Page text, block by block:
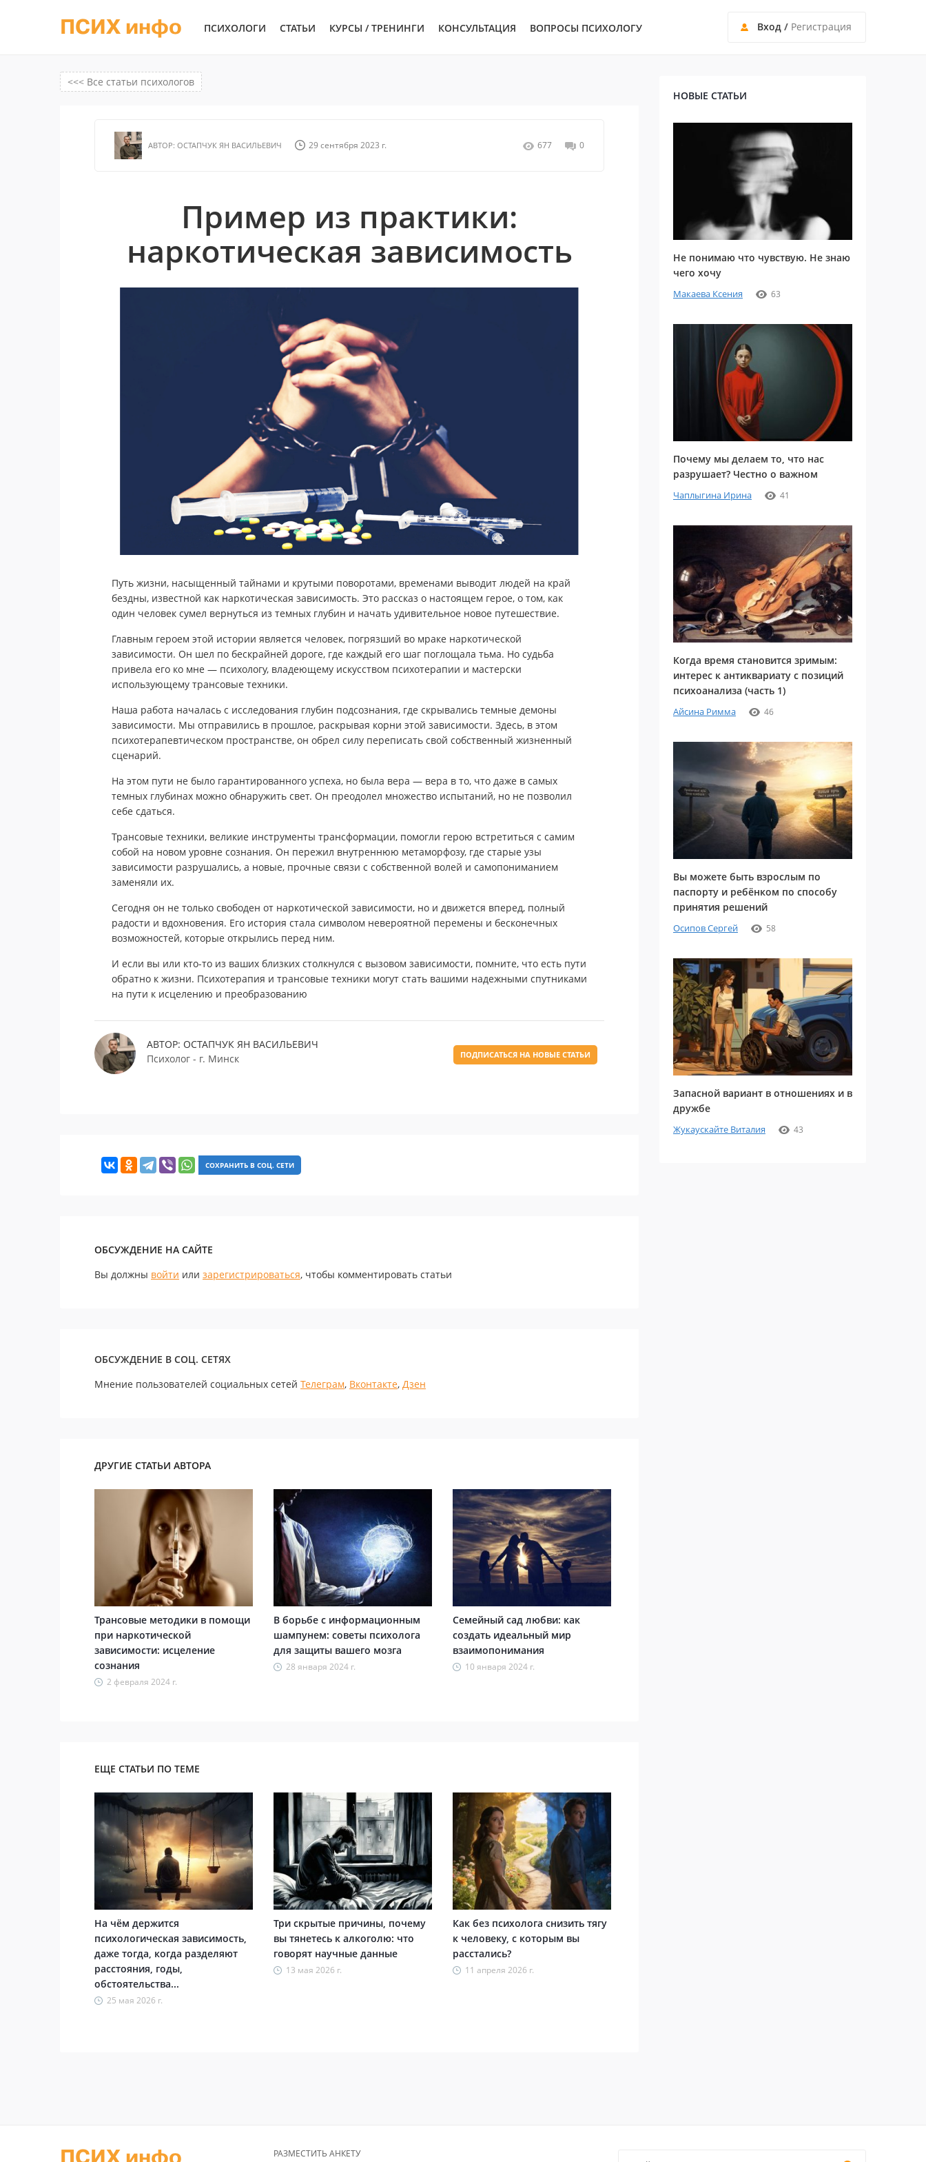
ПСИХ инфо ПСИХОЛОГИ СТАТЬИ КУРСЫ / ТРЕНИНГИ КОНСУЛЬТАЦИЯ ВОПРОСЫ ПСИХОЛОГУ Вход / Регистрация
<<< Все статьи психологов
АВТОР: ОСТАПЧУК ЯН ВАСИЛЬЕВИЧ 29 сентября 2023 г. 677 0
Пример из практики:
наркотическая зависимость
Путь жизни, насыщенный тайнами и крутыми поворотами, временами выводит людей на край
бездны, известной как наркотическая зависимость. Это рассказ о настоящем герое, о том, как
один человек сумел вернуться из темных глубин и начать удивительное новое путешествие.
Главным героем этой истории является человек, погрязший во мраке наркотической
зависимости. Он шел по бескрайней дороге, где каждый его шаг поглощала тьма. Но судьба
привела его ко мне — психологу, владеющему искусством психотерапии и мастерски
использующему трансовые техники.
Наша работа началась с исследования глубин подсознания, где скрывались темные демоны
зависимости. Мы отправились в прошлое, раскрывая корни этой зависимости. Здесь, в этом
психотерапевтическом пространстве, он обрел силу переписать свой собственный жизненный
сценарий.
На этом пути не было гарантированного успеха, но была вера — вера в то, что даже в самых
темных глубинах можно обнаружить свет. Он преодолел множество испытаний, но не позволил
себе сдаться.
Трансовые техники, великие инструменты трансформации, помогли герою встретиться с самим
собой на новом уровне сознания. Он пережил внутреннюю метаморфозу, где старые узы
зависимости разрушались, а новые, прочные связи с собственной волей и самопониманием
заменяли их.
Сегодня он не только свободен от наркотической зависимости, но и движется вперед, полный
радости и вдохновения. Его история стала символом невероятной перемены и бесконечных
возможностей, которые открылись перед ним.
И если вы или кто-то из ваших близких столкнулся с вызовом зависимости, помните, что есть пути
обратно к жизни. Психотерапия и трансовые техники могут стать вашими надежными спутниками
на пути к исцелению и преобразованию
АВТОР: ОСТАПЧУК ЯН ВАСИЛЬЕВИЧ
Психолог - г. Минск
ПОДПИСАТЬСЯ НА НОВЫЕ СТАТЬИ
СОХРАНИТЬ В СОЦ. СЕТИ
ОБСУЖДЕНИЕ НА САЙТЕ
Вы должны войти или зарегистрироваться, чтобы комментировать статьи
ОБСУЖДЕНИЕ В СОЦ. СЕТЯХ
Мнение пользователей социальных сетей Телеграм, Вконтакте, Дзен
ДРУГИЕ СТАТЬИ АВТОРА
Трансовые методики в помощи
при наркотической
зависимости: исцеление
сознания
2 февраля 2024 г.
В борьбе с информационным
шампунем: советы психолога
для защиты вашего мозга
28 января 2024 г.
Семейный сад любви: как
создать идеальный мир
взаимопонимания
10 января 2024 г.
ЕЩЕ СТАТЬИ ПО ТЕМЕ
На чём держится
психологическая зависимость,
даже тогда, когда разделяют
расстояния, годы,
обстоятельства...
25 мая 2026 г.
Три скрытые причины, почему
вы тянетесь к алкоголю: что
говорят научные данные
13 мая 2026 г.
Как без психолога снизить тягу
к человеку, с которым вы
расстались?
11 апреля 2026 г.
НОВЫЕ СТАТЬИ
Не понимаю что чувствую. Не знаю
чего хочу
Макаева Ксения 63
Почему мы делаем то, что нас
разрушает? Честно о важном
Чаплыгина Ирина 41
Когда время становится зримым:
интерес к антиквариату с позиций
психоанализа (часть 1)
Айсина Римма 46
Вы можете быть взрослым по
паспорту и ребёнком по способу
принятия решений
Осипов Сергей 58
Запасной вариант в отношениях и в
дружбе
Жукаускайте Виталия 43
РАЗМЕСТИТЬ АНКЕТУ